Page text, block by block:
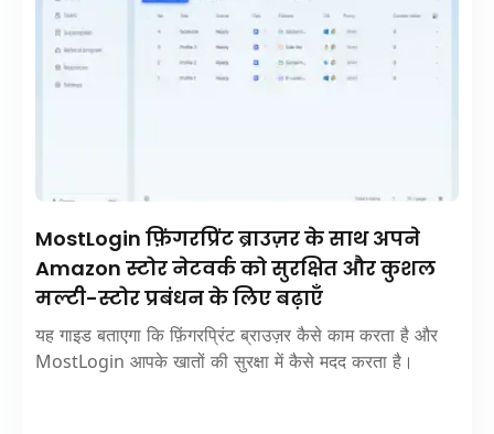
MostLogin फ़िंगरप्रिंट ब्राउज़र के साथ अपने
Amazon स्टोर नेटवर्क को सुरक्षित और कुशल
मल्टी-स्टोर प्रबंधन के लिए बढ़ाएँ
यह गाइड बताएगा कि फ़िंगरप्रिंट ब्राउज़र कैसे काम करता है और
MostLogin आपके खातों की सुरक्षा में कैसे मदद करता है।